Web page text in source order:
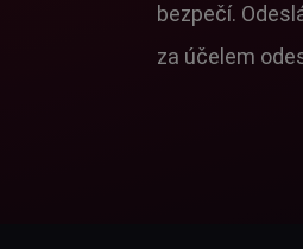
bezpečí.
za účelem